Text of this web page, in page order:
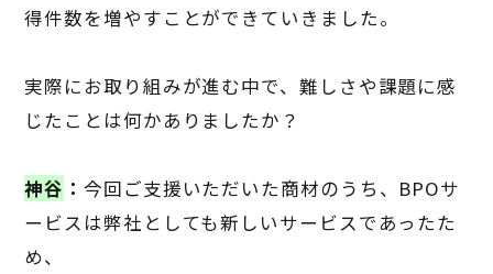
得件数を増やすことができていきました。
実際にお取り組みが進む中で、難しさや課題に感
じたことは何かありましたか？
神谷 ：今回ご支援いただいた商材のうち、 BPOサ
ービスは弊社としても新しいサービスであったた
め、